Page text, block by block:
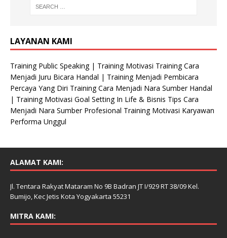
a
LAYANAN KAMI
Training Public Speaking | Training Motivasi Training Cara
Menjadi Juru Bicara Handal | Training Menjadi Pembicara
Percaya Yang Diri Training Cara Menjadi Nara Sumber Handal
| Training Motivasi Goal Setting In Life & Bisnis Tips Cara
Menjadi Nara Sumber Profesional Training Motivasi Karyawan
Performa Unggul
ALAMAT KAMI:
Jl. Tentara Rakyat Mataram No 9B Badran JT I/929 RT 38/09 Kel.
Bumijo, Kec Jetis Kota Yogyakarta 55231
MITRA KAMI: